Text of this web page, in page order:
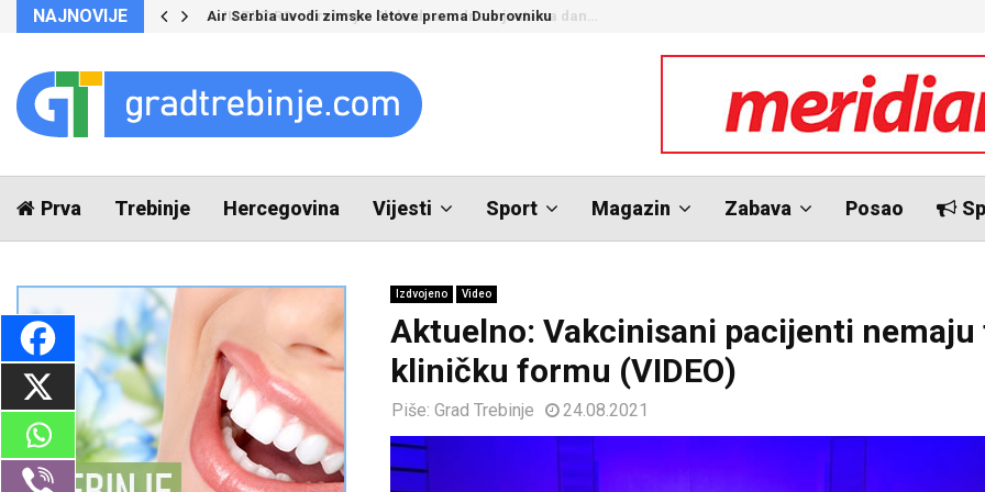
NAJNOVIJE Air Serbia uvodi zimske letove prema Dubrovniku
Prva Trebinje Hercegovina Vijesti Sport Magazin Zabava Posao
Izdvojeno Video
Aktuelno: Vakcinisani pacijenti nemaju
kliničku formu (VIDEO)
Piše: Grad Trebinje 24.08.2021